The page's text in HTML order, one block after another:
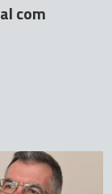
com